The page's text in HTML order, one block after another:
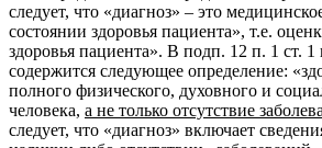
следует, что «диагноз» – это
состоянии здоровья пациента», т.е.
здоровья пациента». В подп. 12 п. 1 ст. 1
содержится следующее определение:
полного физического, духовного и
человека, а не только отсутствие
следует, что «диагноз» включает